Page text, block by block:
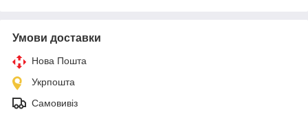
Умови доставки
Нова Пошта
Укрпошта
Самовивіз